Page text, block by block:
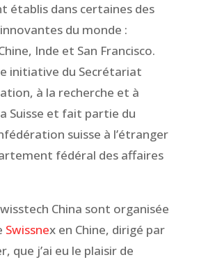
établis dans certaines des
du monde :
Inde et San Francisco.
initiative du Secrétariat
à la recherche et à
Suisse et fait partie du
suisse à l’étranger
fédéral des affaires
China sont organisée
Swissnex en Chine, dirigé par
que j’ai eu le plaisir de